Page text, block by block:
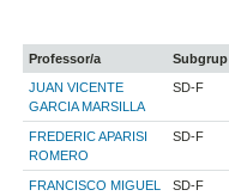
Professor/a Subgrup
JUAN VICENTE
GARCIA MARSILLA
SD-F
FREDERIC APARISI
ROMERO
SD-F
FRANCISCO MIGUEL
SD-F